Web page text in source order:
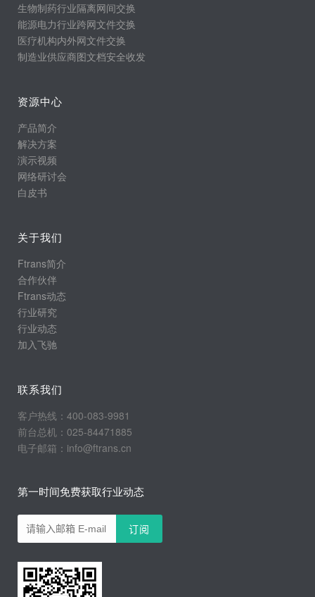
生物制药行业隔离网间交换
能源电力行业跨网文件交换
医疗机构内外网文件交换
制造业供应商图文档安全收发
资源中心
产品简介
解决方案
演示视频
网络研讨会
白皮书
关于我们
Ftrans简介
合作伙伴
Ftrans动态
行业研究
行业动态
加入飞驰
联系我们
客户热线：400-083-9981
前台总机：025-84471885
电子邮箱：info@ftrans.cn
第一时间免费获取行业动态